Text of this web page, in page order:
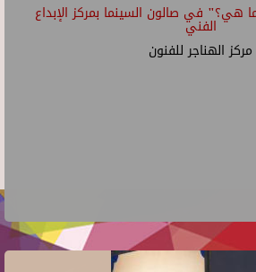
هي؟" في صالون السينما بمركز الإبداع
الفني
مركز الهناجر للفنون